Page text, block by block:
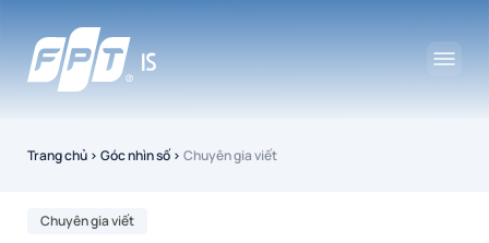
Trang chủ › Góc nhìn số› Chuyên gia viết
Chuyên gia viết